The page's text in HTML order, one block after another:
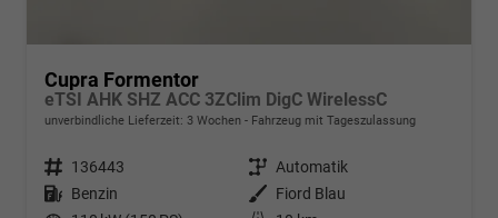
Cupra Formentor
eTSI AHK SHZ ACC 3ZClim DigC WirelessC
unverbindliche Lieferzeit: 3 Wochen Fahrzeug mit Tageszulassung
Fahrzeugnr. 136443 Getriebe Automatik
Kraftstoff Benzin Außenfarbe Fiord Blau